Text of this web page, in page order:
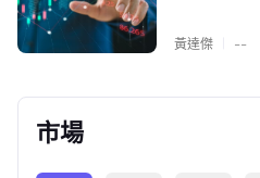
黃達傑 --
市場